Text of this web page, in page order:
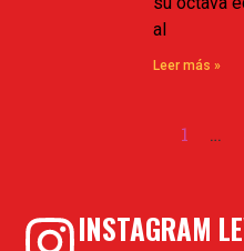
al
Leer más »
1 …
INSTAGRAM